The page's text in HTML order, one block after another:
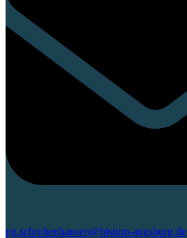
pg.schrobenhausen@bistum-augsburg.de